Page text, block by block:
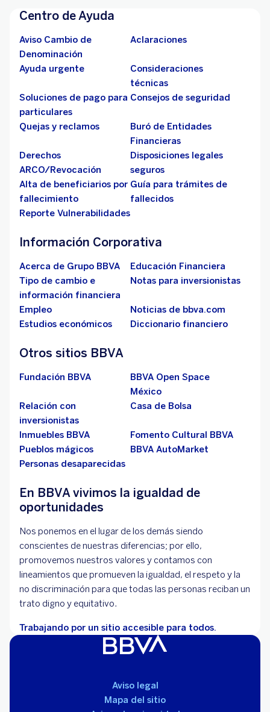
Centro de Ayuda
Aviso Cambio de
Denominación
Aclaraciones
Ayuda urgente
Consideraciones
técnicas
Soluciones de pago para
particulares
Consejos de seguridad
Quejas y reclamos
Buró de Entidades
Financieras
Derechos
ARCO/Revocación
Disposiciones legales
seguros
Alta de beneficiarios por
fallecimiento
Guía para trámites de
fallecidos
Reporte Vulnerabilidades
Información Corporativa
Acerca de Grupo BBVA
Educación Financiera
Tipo de cambio e
información financiera
Notas para inversionistas
Empleo
Noticias de bbva.com
Estudios económicos
Diccionario financiero
Otros sitios BBVA
Fundación BBVA
BBVA Open Space
México
Relación con
inversionistas
Casa de Bolsa
Inmuebles BBVA
Fomento Cultural BBVA
Pueblos mágicos
BBVA AutoMarket
Personas desaparecidas
En BBVA vivimos la igualdad de
oportunidades
Nos ponemos en el lugar de los demás siendo
conscientes de nuestras diferencias; por ello,
promovemos nuestros valores y contamos con
lineamientos que promueven la igualdad, el respeto y la
no discriminación para que todas las personas reciban un
trato digno y equitativo.
Trabajando por un sitio accesible para todos.
Aviso legal
Mapa del sitio